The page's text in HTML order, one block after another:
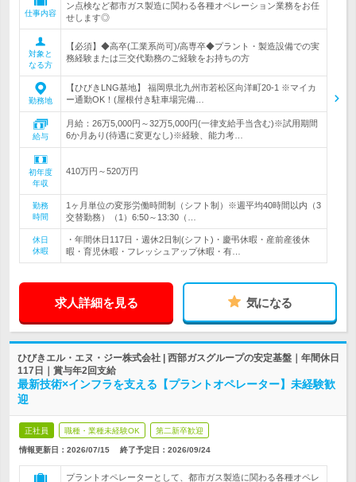
仕事内容
ン点検など都市ガス製造に関わる各種オペレーション業務をお任
せします◎
対象と
なる方
【必須】◆高卒(工業系尚可)/高専卒◆プラント・製造設備での実
務経験または三交代勤務のご経験をお持ちの方
勤務地
【ひびきLNG基地】 福岡県北九州市若松区向洋町20-1 ※マイカ
ー通勤OK！(屋根付き駐車場完備…
給与
月給：26万5,000円～32万5,000円(一律支給手当含む)※試用期間
6か月あり(待遇に変更なし)※経験、能力考…
初年度
年収
410万円～520万円
勤務
時間
1ヶ月単位の変形労働時間制（シフト制）※週平均40時間以内（3
交替勤務）（1）6:50～13:30（…
休日
休暇
・年間休日117日・週休2日制(シフト)・慶弔休暇・産前産後休
暇・育児休暇・フレッシュアップ休暇・有…
求人詳細を見る 気になる
ひびきエル・エヌ・ジー株式会社 | 西部ガスグループの安定基盤｜年間休日
117日｜賞与年2回支給
最新技術×インフラを支える【プラントオペレーター】未経験歓
迎
正社員 職種・業種未経験OK 第二新卒歓迎
情報更新日：2026/07/15 終了予定日： 2026/09/24
プラントオペレーターとして、都市ガス製造に関わる各種オペレ